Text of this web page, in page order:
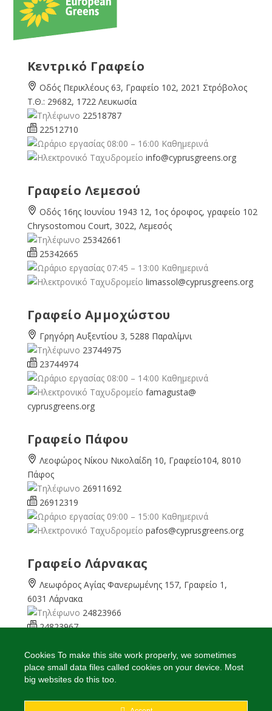
Κεντρικό Γραφείο
Οδός Περικλέους 63, Γραφείο 102, 2021 Στρόβολος
Τ.Θ.: 29682, 1722 Λευκωσία
22518787
22512710
08:00 – 16:00 Καθημερινά
info@cyprusgreens.org
Γραφείο Λεμεσού
Οδός 16ης Ιουνίου 1943 12, 1ος όροφος, γραφείο 102
Chrysostomou Court, 3022, Λεμεσός
25342661
25342665
07:45 – 13:00 Καθημερινά
limassol@cyprusgreens.org
Γραφείο Αμμοχώστου
Γρηγόρη Αυξεντίου 3, 5288 Παραλίμνι
23744975
23744974
08:00 – 14:00 Καθημερινά
famagusta@
cyprusgreens.org
Γραφείο Πάφου
Λεοφώρος Νίκου Νικολαίδη 10, Γραφείο104, 8010
Πάφος
26911692
26912319
09:00 – 15:00 Καθημερινά
pafos@cyprusgreens.org
Γραφείο Λάρνακας
Λεωφόρος Αγίας Φανερωμένης 157, Γραφείο 1,
6031 Λάρνακα
24823966
24823967
larnaka@cyprusgreens.
org
Cookies To make this site work properly, we sometimes
place small data files called cookies on your device. Most
big websites do this too.